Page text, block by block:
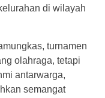
di wilayah
turnamen
olahraga, tetapi
antarwarga,
semangat